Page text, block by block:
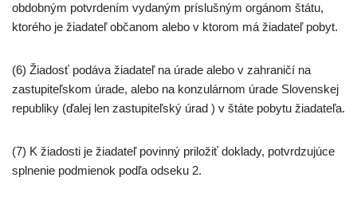
obdobným potvrdením vydaným príslušným orgánom štátu,
ktorého je žiadateľ občanom alebo v ktorom má žiadateľ pobyt.
(6) Žiadosť podáva žiadateľ na úrade alebo v zahraničí na
zastupiteľskom úrade, alebo na konzulárnom úrade Slovenskej
republiky (ďalej len zastupiteľský úrad ) v štáte pobytu žiadateľa.
(7) K žiadosti je žiadateľ povinný priložiť doklady, potvrdzujúce
splnenie podmienok podľa odseku 2.